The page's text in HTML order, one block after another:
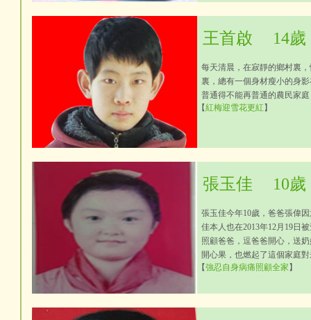
王首啟 14歲
每天清晨，在寂靜的鄉村裏
裏，總有一個身材瘦小的身
普通得不能再普通的農民家
【紅梅迎雪花更紅 】
張玉佳 10歲
張玉佳今年10歲，爸爸張偉
佳本人也在2013年12月19日
照顧爸爸，逗爸爸開心，送
開心果，也燃起了這個家庭
【強忍自身病痛照顧全家 】